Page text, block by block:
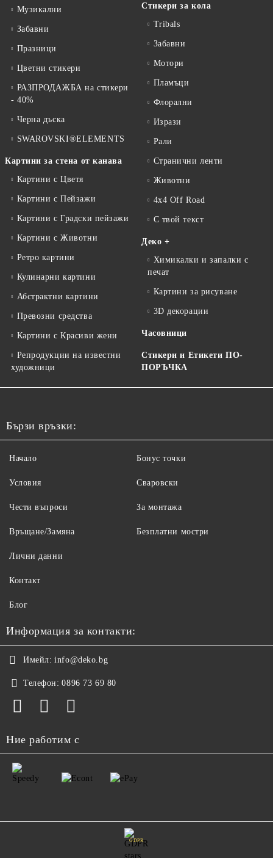
Музикални
Забавни
Празници
Цветни стикери
РАЗПРОДАЖБА на стикери
- 40%
Черна дъска
SWAROVSKI®ELEMENTS
Картини за стена от канава
Картини с Цветя
Картини с Пейзажи
Картини с Градски пейзажи
Картини с Животни
Ретро картини
Кулинарни картини
Абстрактни картини
Превозни средства
Картини с Красиви жени
Репродукции на известни
художници
Стикери за кола
Tribals
Забавни
Мотори
Пламъци
Флорални
Изрази
Рали
Странични ленти
Животни
4x4 Off Road
С твой текст
Деко +
Химикалки и запалки с
печат
Картини за рисуване
3D декорации
Часовници
Стикери и Етикети ПО-
ПОРЪЧКА
Бързи връзки:
Начало
Условия
Чести въпроси
Връщане/Замяна
Бонус точки
Сваровски
За монтажа
Безплатни мостри
Лични данни
Контакт
Блог
Информация за контакти:
Имейл: info@deko.bg
Телефон: 0896 73 69 80
Ние работим с
GDPR